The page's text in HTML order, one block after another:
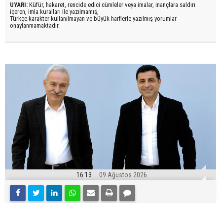
UYARI: Küfür, hakaret, rencide edici cümleler veya imalar, inançlara saldırı
içeren, imla kuralları ile yazılmamış,
Türkçe karakter kullanılmayan ve büyük harflerle yazılmış yorumlar
onaylanmamaktadır.
16:13 09 Ağustos 2026